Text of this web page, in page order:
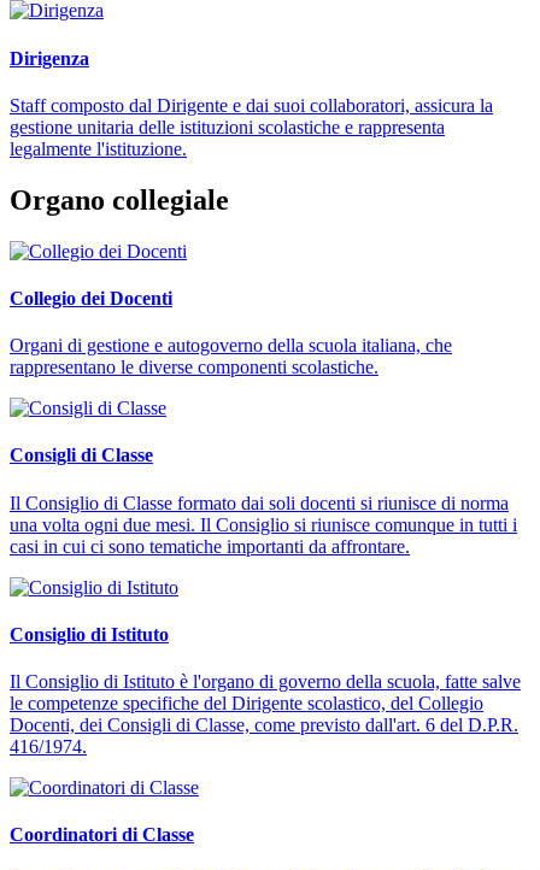
Dirigenza
Staff composto dal Dirigente e dai suoi collaboratori, assicura la
gestione unitaria delle istituzioni scolastiche e rappresenta
legalmente l'istituzione.
Organo collegiale
Collegio dei Docenti
Organi di gestione e autogoverno della scuola italiana, che
rappresentano le diverse componenti scolastiche.
Consigli di Classe
Il Consiglio di Classe formato dai soli docenti si riunisce di norma
una volta ogni due mesi. Il Consiglio si riunisce comunque in tutti i
casi in cui ci sono tematiche importanti da affrontare.
Consiglio di Istituto
Il Consiglio di Istituto è l'organo di governo della scuola, fatte salve
le competenze specifiche del Dirigente scolastico, del Collegio
Docenti, dei Consigli di Classe, come previsto dall'art. 6 del D.P.R.
416/1974.
Coordinatori di Classe